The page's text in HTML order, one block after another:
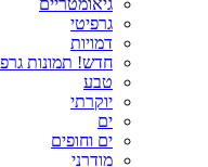
גרפיטי
דמויות
חדש! תמונות
טבע
יוקרתי
ים
ים וחופים
מודרני